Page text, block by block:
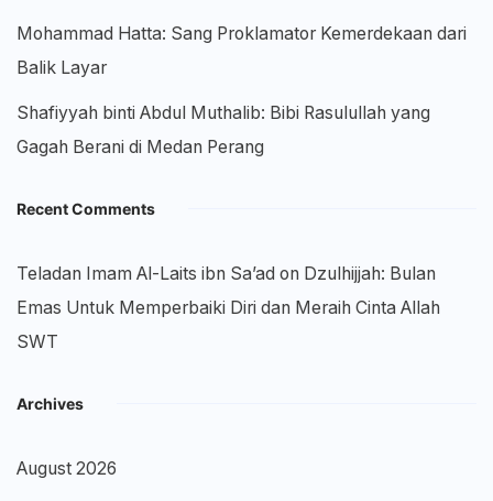
Mohammad Hatta: Sang Proklamator Kemerdekaan dari
Balik Layar
Shafiyyah binti Abdul Muthalib: Bibi Rasulullah yang
Gagah Berani di Medan Perang
Recent Comments
Teladan Imam Al-Laits ibn Sa’ad on Dzulhijjah: Bulan
Emas Untuk Memperbaiki Diri dan Meraih Cinta Allah
SWT
Archives
August 2026